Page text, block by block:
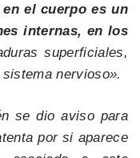
el cuerpo es un
internas, en los
superficiales,
nervioso».
se dio aviso para
por si aparece